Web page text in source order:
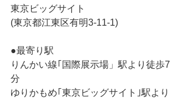
東京ビッグサイト
(東京都江東区有明3-11-1)
●最寄り駅
りんかい線｢国際展示場」駅より徒歩7
分
ゆりかもめ｢東京ビッグサイト｣駅より